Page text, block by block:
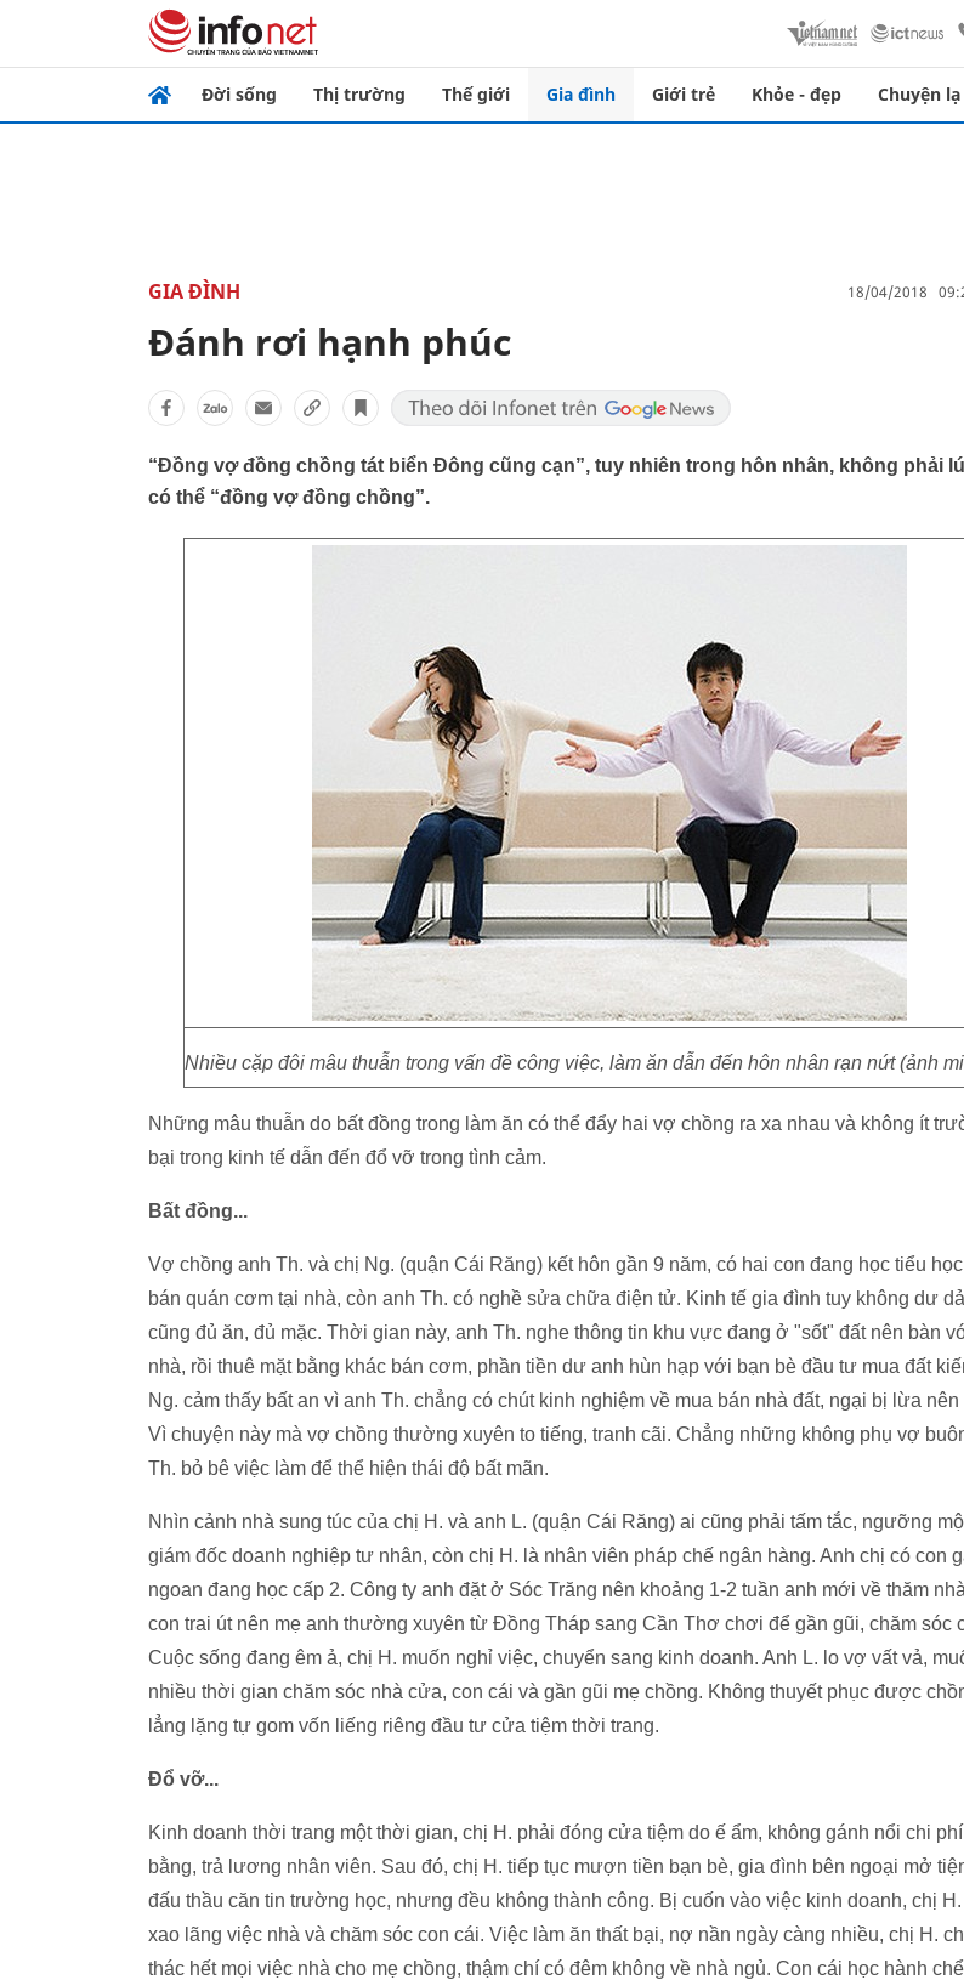
Đời sống Thị trường Thế giới Gia đình Giới trẻ Khỏe - đẹp Chuyện lạ
GIA ĐÌNH 18/04/2018
Đánh rơi hạnh phúc
“Đồng vợ đồng chồng tát biển Đông cũng cạn”, tuy nhiên trong hôn nhân, không phải
có thể “đồng vợ đồng chồng”.
Nhiều cặp đôi mâu thuẫn trong vấn đề công việc, làm ăn dẫn đến hôn nhân rạn nứt (ảnh
Những mâu thuẫn do bất đồng trong làm ăn có thể đẩy hai vợ chồng ra xa nhau và không ít
bại trong kinh tế dẫn đến đổ vỡ trong tình cảm.
Bất đồng...
Vợ chồng anh Th. và chị Ng. (quận Cái Răng) kết hôn gần 9 năm, có hai con đang học tiểu
bán quán cơm tại nhà, còn anh Th. có nghề sửa chữa điện tử. Kinh tế gia đình tuy không dư
cũng đủ ăn, đủ mặc. Thời gian này, anh Th. nghe thông tin khu vực đang ở "sốt" đất nên bàn
nhà, rồi thuê mặt bằng khác bán cơm, phần tiền dư anh hùn hạp với bạn bè đầu tư mua đất
Ng. cảm thấy bất an vì anh Th. chẳng có chút kinh nghiệm về mua bán nhà đất, ngại bị lừa nên
Vì chuyện này mà vợ chồng thường xuyên to tiếng, tranh cãi. Chẳng những không phụ vợ
Th. bỏ bê việc làm để thể hiện thái độ bất mãn.
Nhìn cảnh nhà sung túc của chị H. và anh L. (quận Cái Răng) ai cũng phải tấm tắc, ngưỡng
giám đốc doanh nghiệp tư nhân, còn chị H. là nhân viên pháp chế ngân hàng. Anh chị có con
ngoan đang học cấp 2. Công ty anh đặt ở Sóc Trăng nên khoảng 1-2 tuần anh mới về thăm
con trai út nên mẹ anh thường xuyên từ Đồng Tháp sang Cần Thơ chơi để gần gũi, chăm sóc
Cuộc sống đang êm ả, chị H. muốn nghỉ việc, chuyển sang kinh doanh. Anh L. lo vợ vất vả,
nhiều thời gian chăm sóc nhà cửa, con cái và gần gũi mẹ chồng. Không thuyết phục được
lẳng lặng tự gom vốn liếng riêng đầu tư cửa tiệm thời trang.
Đổ vỡ...
Kinh doanh thời trang một thời gian, chị H. phải đóng cửa tiệm do ế ẩm, không gánh nổi chi
bằng, trả lương nhân viên. Sau đó, chị H. tiếp tục mượn tiền bạn bè, gia đình bên ngoại mở
đấu thầu căn tin trường học, nhưng đều không thành công. Bị cuốn vào việc kinh doanh, chị
xao lãng việc nhà và chăm sóc con cái. Việc làm ăn thất bại, nợ nần ngày càng nhiều, chị H.
thác hết mọi việc nhà cho mẹ chồng, thậm chí có đêm không về nhà ngủ. Con cái học hành